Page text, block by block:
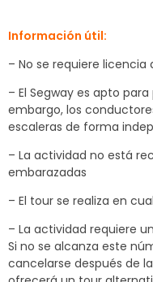
Información útil:
– No se requiere licencia
– El Segway es apto
embargo, los
escaleras de forma
– La actividad no está
embarazadas
– El tour se realiza en
– La actividad requiere
Si no se alcanza este
cancelarse después de